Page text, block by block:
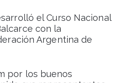
el Curso Nacional
con la
Argentina de
por los buenos